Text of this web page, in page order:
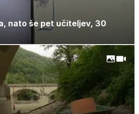
nato še pet učiteljev, 30